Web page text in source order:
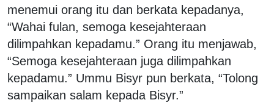
menemui orang itu dan berkata kepadanya,
“Wahai fulan, semoga kesejahteraan
dilimpahkan kepadamu.” Orang itu menjawab,
“Semoga kesejahteraan juga dilimpahkan
kepadamu.” Ummu Bisyr pun berkata, “Tolong
sampaikan salam kepada Bisyr.”